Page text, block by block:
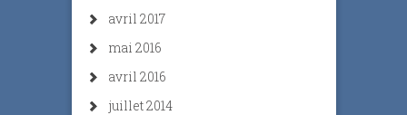
avril 2017
mai 2016
avril 2016
juillet 2014